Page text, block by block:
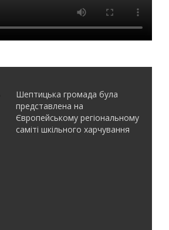
Шептицька громада була
представлена на
Європейському регіональному
саміті шкільного харчування